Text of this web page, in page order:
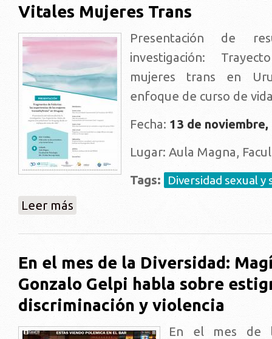
Vitales Mujeres Trans
Presentación de
investigación:
mujeres trans en
enfoque de curso de
Fecha: 13 de
Lugar: Aula Magna,
Tags:
Diversidad sexual y
Leer más
En el mes de la Diversidad:
Gonzalo Gelpi habla sobre
discriminación y violencia
En el mes de